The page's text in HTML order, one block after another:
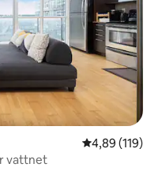
4,89 av 5 i
4,89 (119)
vattnet